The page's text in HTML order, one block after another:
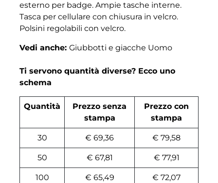
esterno per badge. Ampie tasche interne.
Tasca per cellulare con chiusura in velcro.
Polsini regolabili con velcro.
Vedi anche: Giubbotti e giacche Uomo
Ti servono quantità diverse? Ecco uno
schema
Quantità
Prezzo senza
stampa
Prezzo con
stampa
30 € 69,36 € 79,58
50 € 67,81 € 77,91
100 € 65,49 € 72,07